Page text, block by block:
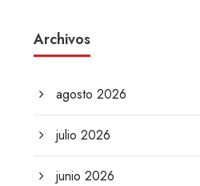
Archivos
agosto 2026
julio 2026
junio 2026